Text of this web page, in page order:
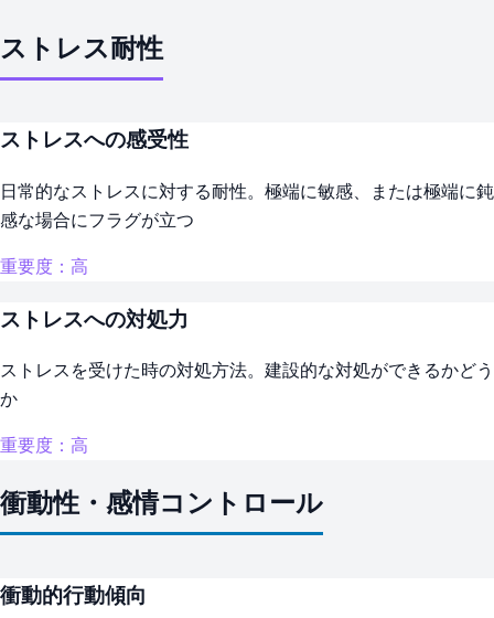
ストレス耐性
ストレスへの感受性
日常的なストレスに対する耐性。極端に敏感、または極端に鈍
感な場合にフラグが立つ
重要度：高
ストレスへの対処力
ストレスを受けた時の対処方法。建設的な対処ができるかどう
か
重要度：高
衝動性・感情コントロール
衝動的行動傾向